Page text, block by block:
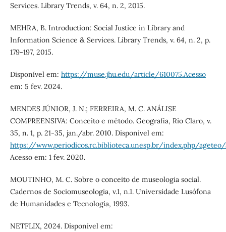
Services. Library Trends, v. 64, n. 2, 2015.
MEHRA, B. Introduction: Social Justice in Library and
Information Science & Services. Library Trends, v. 64, n. 2, p.
179-197, 2015.
Disponível em: https://muse.jhu.edu/article/610075.Acesso
em: 5 fev. 2024.
MENDES JÚNIOR, J. N.; FERREIRA, M. C. ANÁLISE
COMPREENSIVA: Conceito e método. Geografia, Rio Claro, v.
35, n. 1, p. 21-35, jan./abr. 2010. Disponível em:
https://www.periodicos.rc.biblioteca.unesp.br/index.php/
Acesso em: 1 fev. 2020.
MOUTINHO, M. C. Sobre o conceito de museologia social.
Cadernos de Sociomuseologia, v.1, n.1. Universidade Lusófona
de Humanidades e Tecnologia, 1993.
NETFLIX, 2024. Disponível em: